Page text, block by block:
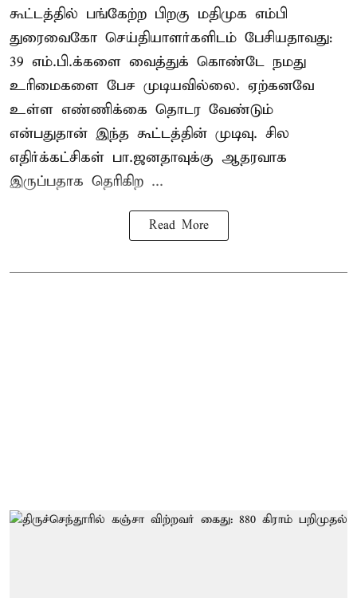
கூட்டத்தில் பங்கேற்ற பிறகு மதிமுக எம்பி
துரைவைகோ செய்தியாளர்களிடம் பேசியதாவது:
39 எம்.பி.க்களை வைத்துக் கொண்டே நமது
உரிமைகளை பேச முடியவில்லை. ஏற்கனவே
உள்ள எண்ணிக்கை தொடர வேண்டும்
என்பதுதான் இந்த கூட்டத்தின் முடிவு. சில
எதிர்க்கட்சிகள் பா.ஜனதாவுக்கு ஆதரவாக
இருப்பதாக தெரிகிற ...
Read More